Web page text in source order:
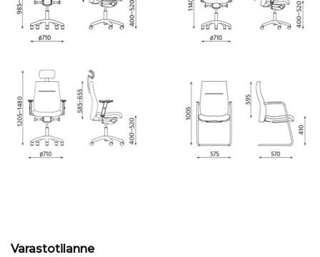
Varastotilanne